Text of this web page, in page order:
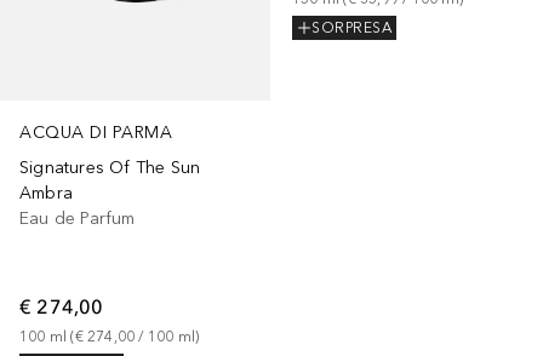
ACQUA DI PARMA
Signatures Of The Sun
Ambra
Eau de Parfum
€ 274,00
100 ml (€ 274,00 / 100 ml)
SORPRESA